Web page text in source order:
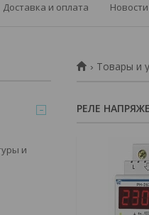
Доставка и оплата Новости
Товары и
РЕЛЕ
и